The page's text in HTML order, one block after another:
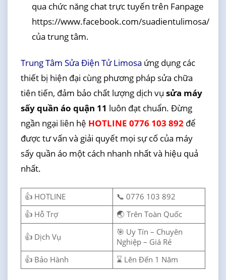
qua chức năng chat trực tuyến trên Fanpage
https://www.facebook.com/suadientulimosa/
của trung tâm.
Trung Tâm Sửa Điện Tử Limosa ứng dụng các
thiết bị hiện đại cùng phương pháp sửa chữa
tiên tiến, đảm bảo chất lượng dịch vụ sửa máy
sấy quần áo quận 11 luôn đạt chuẩn. Đừng
ngần ngại liên hệ HOTLINE 0776 103 892để
được tư vấn và giải quyết mọi sự cố của máy
sấy quần áo một cách nhanh nhất và hiệu quả
nhất.
👍 HOTLINE
📞 0776 103 892
👍 Hỗ Trợ
🌏 Trên Toàn Quốc
👍 Dịch Vụ
🎯 Uy Tín – Chuyên
Nghiệp – Giá Rẻ
👍 Bảo Hành
⌛ Lên Đến 1 Năm